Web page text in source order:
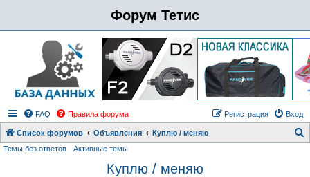
Форум Тетис
FAQ Правила форума Вход
Регистрация
Список форумов Объявления Куплю / меняю
Темы без ответов Активные темы
Куплю / меняю